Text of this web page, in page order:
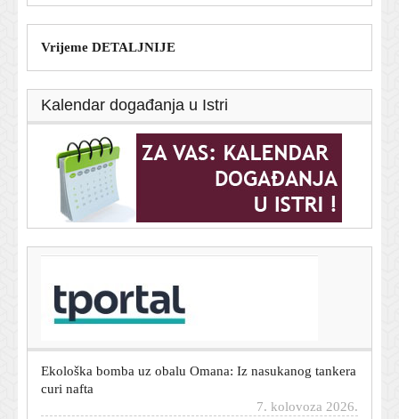
Vrijeme DETALJNIJE
Kalendar događanja u Istri
'Gospić je naš dom' traži hitnu sanaciju, trajni nadzor
vode i tla te ostavke upletenih
curi nafta